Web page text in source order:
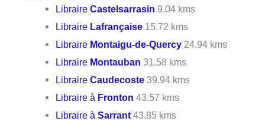
LibraireCastelsarrasin 9.04 kms
Libraire Lafrançaise 15.72 kms
Libraire Montaigu-de-Quercy 24.94 kms
Libraire Montauban 31.58 kms
LibraireCaudecoste 39.94 kms
Libraire à Fronton 43.57 kms
Libraire àSarrant 43.85 kms